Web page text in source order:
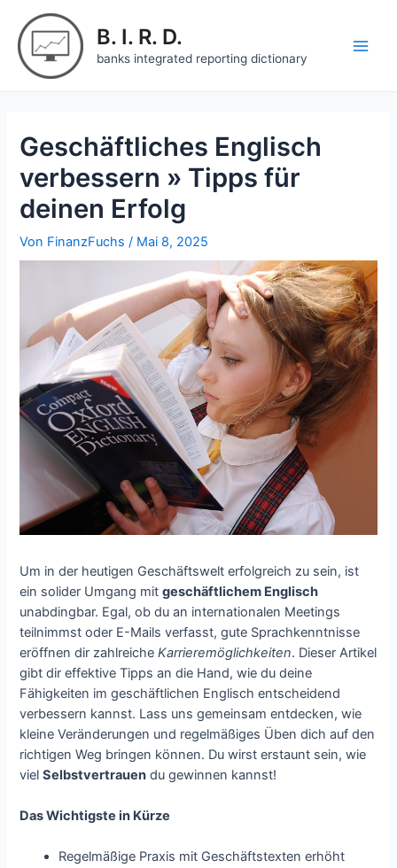
Inhalt
springen
B. I. R. D.
banks integrated reporting dictionary
Geschäftliches Englisch
verbessern » Tipps für
deinen Erfolg
Von FinanzFuchs/ Mai 8, 2025
Um in der heutigen Geschäftswelt erfolgreich zu sein, ist
ein solider Umgang mitgeschäftlichem Englisch
unabdingbar. Egal, ob du an internationalen Meetings
teilnimmst oder E-Mails verfasst, gute Sprachkenntnisse
eröffnen dir zahlreicheKarrieremöglichkeiten. Dieser Artikel
gibt dir effektive Tipps an die Hand, wie du deine
Fähigkeiten im geschäftlichen Englisch entscheidend
verbessern kannst. Lass uns gemeinsam entdecken, wie
kleine Veränderungen und regelmäßiges Üben dich auf den
richtigen Weg bringen können. Du wirst erstaunt sein, wie
vielSelbstvertrauen du gewinnen kannst!
Das Wichtigste in Kürze
Regelmäßige Praxis mit Geschäftstexten erhöht